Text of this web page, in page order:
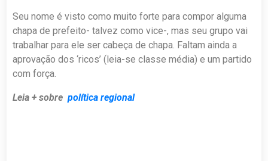
Seu nome é visto como muito forte para compor alguma
chapa de prefeito- talvez como vice-, mas seu grupo vai
trabalhar para ele ser cabeça de chapa. Faltam ainda a
aprovação dos ‘ricos’ (leia-se classe média) e um partido
com força.
Leia + sobre política regional